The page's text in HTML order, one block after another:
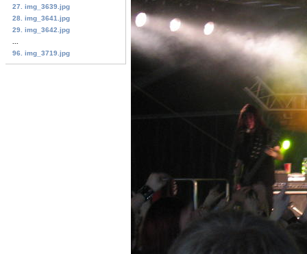
27. img_3639.jpg
28. img_3641.jpg
29. img_3642.jpg
96. img_3719.jpg